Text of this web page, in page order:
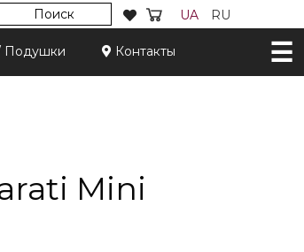
Поиск UA RU
Подушки Контакты
Mini